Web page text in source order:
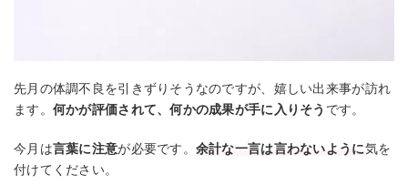
先月の体調不良を引きずりそうなのですが、嬉しい出来事が訪れ
ます。 何かが評価されて、何かの成果が手に入りそう です。
今月は言葉に注意が必要です。 余計な一言は言わないように気を
付けてください。